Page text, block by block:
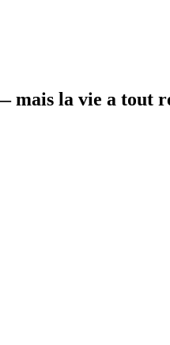
mais la vie a tout